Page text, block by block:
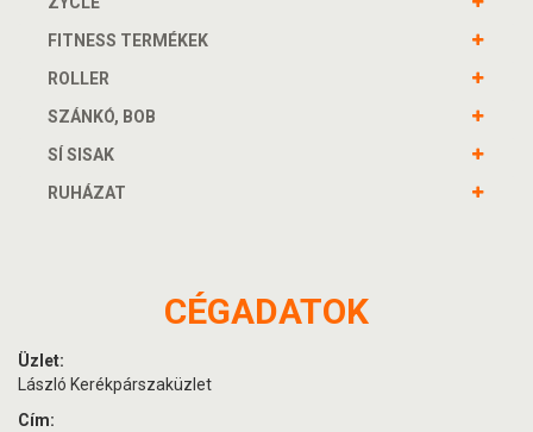
FITNESS TERMÉKEK
ROLLER
SZÁNKÓ, BOB
SÍ SISAK
RUHÁZAT
CÉGADATOK
Üzlet:
László Kerékpárszaküzlet
Cím: